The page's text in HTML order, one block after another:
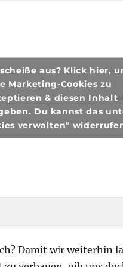
aus? Klick hier,
Marketing-Cookies zu
& diesen Inhalt
Du kannst das
verwalten"
Damit wir weiterhin